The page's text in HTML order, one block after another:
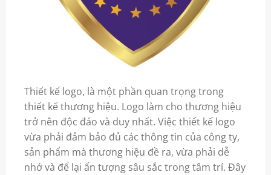
Thiết kế logo, là một phần quan trọng trong
thiết kế thương hiệu. Logo làm cho thương hiệu
trở nên độc đáo và duy nhất. Việc thiết kế logo
vừa phải đảm bảo đủ các thông tin của công ty,
sản phẩm mà thương hiệu đề ra, vừa phải dễ
nhớ và để lại ấn tượng sâu sắc trong tâm trí. Đây